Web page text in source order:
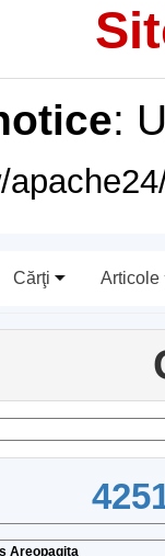
:
Cărţi Articole
Areopagita